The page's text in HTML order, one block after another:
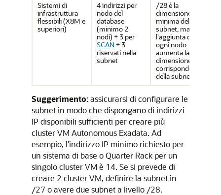
Sistemi di
infrastruttura
flessibili (X8M e
superiori)
4 indirizzi per
nodo del
database
(minimo 2
nodi) + 3 per
SCAN + 3
riservati nella
subnet
/28 è la
dimensione
minima della
subnet, ma
l'aggiunta di
ogni nodo
aumenta la
dimensione
corrispondente
della subnet.
Suggerimento:assicurarsi di configurare le
subnet in modo che dispongano di indirizzi
IP disponibili sufficienti per creare più
cluster VM Autonomous Exadata. Ad
esempio, l'indirizzo IP minimo richiesto per
un sistema di base o Quarter Rack per un
singolo cluster VM è 14. Se si prevede di
creare 2 cluster VM, definire la subnet in
/27 o avere due subnet a livello /28.